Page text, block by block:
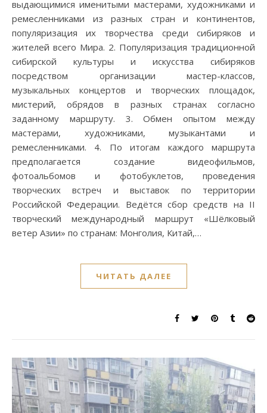
выдающимися именитыми мастерами, художниками и
ремесленниками из разных стран и континентов,
популяризация их творчества среди сибиряков и
жителей всего Мира. 2. Популяризация традиционной
сибирской культуры и искусства сибиряков
посредством организации мастер-классов,
музыкальных концертов и творческих площадок,
мистерий, обрядов в разных странах согласно
заданному маршруту. 3. Обмен опытом между
мастерами, художниками, музыкантами и
ремесленниками. 4. По итогам каждого маршрута
предполагается создание видеофильмов,
фотоальбомов и фотобуклетов, проведения
творческих встреч и выставок по территории
Российской Федерации. Ведётся сбор средств на II
творческий международный маршрут «Шёлковый
ветер Азии» по странам: Монголия, Китай,…
ЧИТАТЬ ДАЛЕЕ